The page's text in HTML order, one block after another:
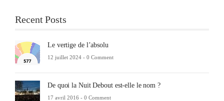
Recent Posts
Le vertige de l’absolu
12 juillet 2024 - 0 Comment
De quoi la Nuit Debout est-elle le nom ?
17 avril 2016 - 0 Comment